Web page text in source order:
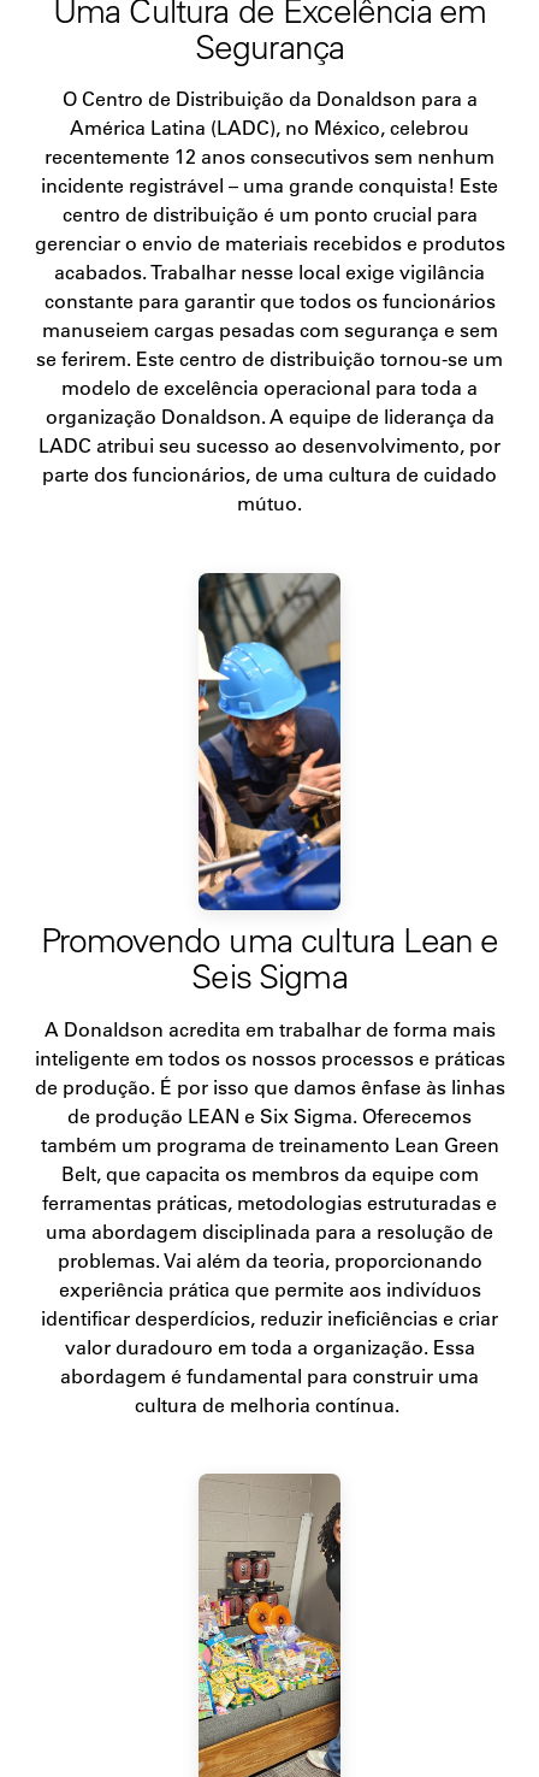
Uma Cultura de Excelência em
Segurança
O Centro de Distribuição da Donaldson para a
América Latina (LADC), no México, celebrou
recentemente 12 anos consecutivos sem nenhum
incidente registrável – uma grande conquista! Este
centro de distribuição é um ponto crucial para
gerenciar o envio de materiais recebidos e produtos
acabados. Trabalhar nesse local exige vigilância
constante para garantir que todos os funcionários
manuseiem cargas pesadas com segurança e sem
se ferirem. Este centro de distribuição tornou-se um
modelo de excelência operacional para toda a
organização Donaldson. A equipe de liderança da
LADC atribui seu sucesso ao desenvolvimento, por
parte dos funcionários, de uma cultura de cuidado
mútuo.
Promovendo uma cultura Lean e
Seis Sigma
A Donaldson acredita em trabalhar de forma mais
inteligente em todos os nossos processos e práticas
de produção. É por isso que damos ênfase às linhas
de produção LEAN e Six Sigma. Oferecemos
também um programa de treinamento Lean Green
Belt, que capacita os membros da equipe com
ferramentas práticas, metodologias estruturadas e
uma abordagem disciplinada para a resolução de
problemas. Vai além da teoria, proporcionando
experiência prática que permite aos indivíduos
identificar desperdícios, reduzir ineficiências e criar
valor duradouro em toda a organização. Essa
abordagem é fundamental para construir uma
cultura de melhoria contínua.